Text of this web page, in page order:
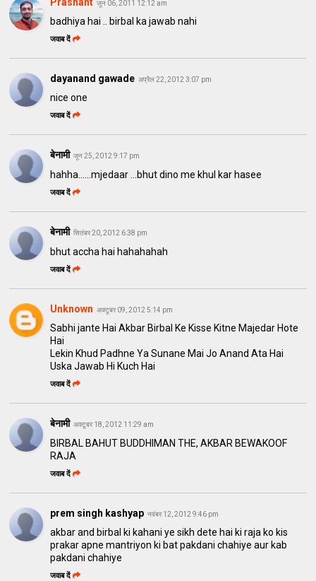
जून 06, 2011 12:12 am
badhiya hai .. birbal ka jawab nahi
जवाब दें
dayanand gawade अप्रैल 22, 2012 3:07 pm
nice one
जवाब दें
बेनामी जून 25, 2012 9:17 pm
hahha......mjedaar ...bhut dino me khul kar hasee
जवाब दें
बेनामी सितंबर 20, 2012 6:38 pm
bhut accha hai hahahahah
जवाब दें
Unknown अक्टूबर 09, 2012 5:14 pm
Sabhi jante Hai Akbar Birbal Ke Kisse Kitne Majedar Hote
Hai
Lekin Khud Padhne Ya Sunane Mai Jo Anand Ata Hai
Uska Jawab Hi Kuch Hai
जवाब दें
बेनामी अक्टूबर 18, 2012 11:29 am
BIRBAL BAHUT BUDDHIMAN THE, AKBAR BEWAKOOF
RAJA
जवाब दें
prem singh kashyap नवंबर 12, 2012 9:46 pm
akbar and birbal ki kahani ye sikh dete hai ki raja ko kis
prakar apne mantriyon ki bat pakdani chahiye aur kab
pakdani chahiye
जवाब दें